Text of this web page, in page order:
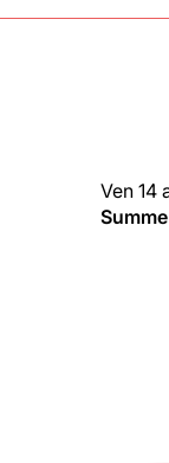
Ven 14